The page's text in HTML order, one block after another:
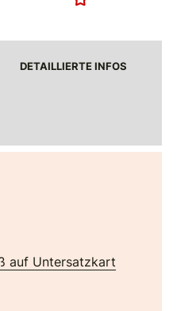
DETAILLIERTE INFOS
auf Untersatzkart